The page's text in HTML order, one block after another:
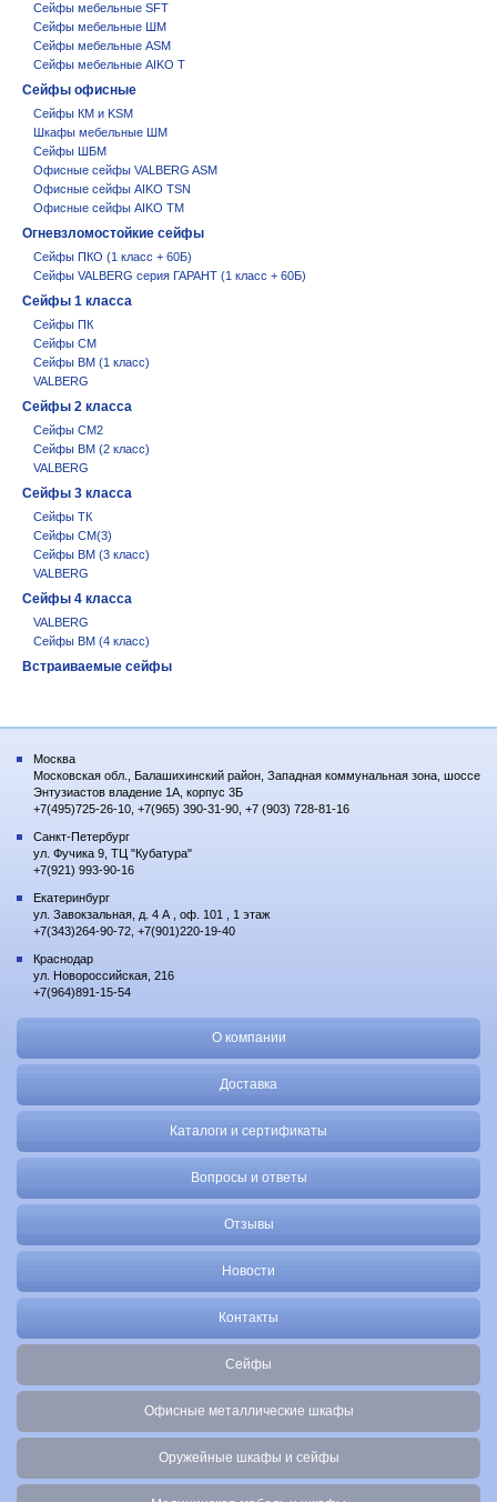
Сейфы мебельные SFT
Сейфы мебельные ШМ
Сейфы мебельные ASM
Сейфы мебельные AIKO T
Сейфы офисные
Сейфы КМ и KSM
Шкафы мебельные ШМ
Сейфы ШБМ
Офисные сейфы VALBERG ASM
Офисные сейфы AIKO TSN
Офисные сейфы AIKO ТM
Огневзломостойкие сейфы
Сейфы ПКО (1 класс + 60Б)
Сейфы VALBERG серия ГАРАНТ (1 класс + 60Б)
Сейфы 1 класса
Сейфы ПК
Сейфы СМ
Сейфы BM (1 класс)
VALBERG
Сейфы 2 класса
Сейфы СМ2
Сейфы BM (2 класс)
VALBERG
Сейфы 3 класса
Сейфы ТК
Сейфы СМ(3)
Сейфы BM (3 класс)
VALBERG
Сейфы 4 класса
VALBERG
Сейфы BM (4 класс)
Встраиваемые сейфы
Москва
Московская обл., Балашихинский район, Западная коммунальная зона, шоссе
Энтузиастов владение 1А, корпус 3Б
+7(495)725-26-10, +7(965) 390-31-90, +7 (903) 728-81-16
Санкт-Петербург
ул. Фучика 9, ТЦ "Кубатура"
+7(921) 993-90-16
Екатеринбург
ул. Завокзальная, д. 4 А , оф. 101 , 1 этаж
+7(343)264-90-72, +7(901)220-19-40
Краснодар
ул. Новороссийская, 216
+7(964)891-15-54
О компании
Доставка
Каталоги и сертификаты
Вопросы и ответы
Отзывы
Новости
Контакты
Сейфы
Офисные металлические шкафы
Оружейные шкафы и сейфы